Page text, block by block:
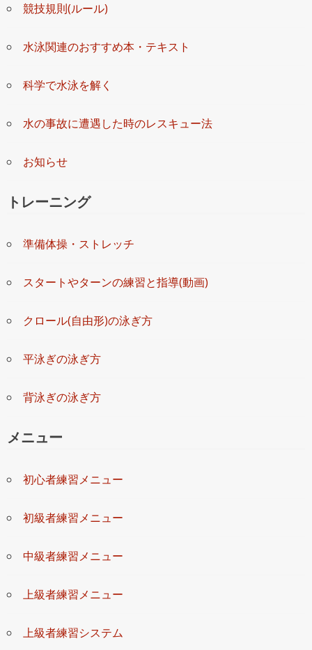
競技規則(ルール)
水泳関連のおすすめ本・テキスト
科学で水泳を解く
水の事故に遭遇した時のレスキュー法
お知らせ
トレーニング
準備体操・ストレッチ
スタートやターンの練習と指導(動画)
クロール(自由形)の泳ぎ方
平泳ぎの泳ぎ方
背泳ぎの泳ぎ方
メニュー
初心者練習メニュー
初級者練習メニュー
中級者練習メニュー
上級者練習メニュー
上級者練習システム